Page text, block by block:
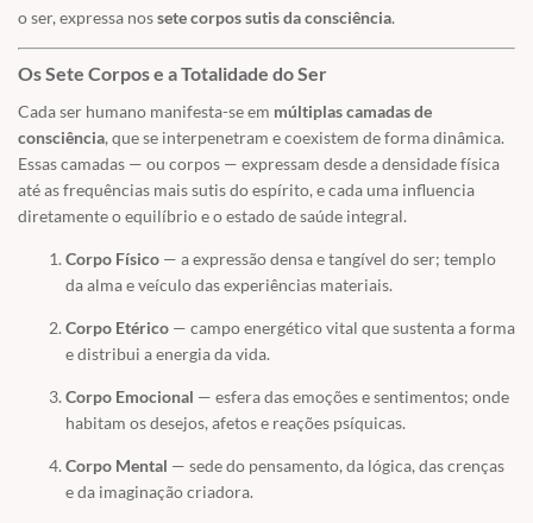
o ser, expressa nossete corpos sutis da consciência.
Os Sete Corpos e a Totalidade do Ser
Cada ser humano manifesta-se em múltiplas camadas de
consciência, que se interpenetram e coexistem de forma dinâmica.
Essas camadas — ou corpos — expressam desde a densidade física
até as frequências mais sutis do espírito, e cada uma influencia
diretamente o equilíbrio e o estado de saúde integral.
Corpo Físico — a expressão densa e tangível do ser; templo
da alma e veículo das experiências materiais.
Corpo Etérico — campo energético vital que sustenta a forma
e distribui a energia da vida.
Corpo Emocional — esfera das emoções e sentimentos; onde
habitam os desejos, afetos e reações psíquicas.
Corpo Mental — sede do pensamento, da lógica, das crenças
e da imaginação criadora.